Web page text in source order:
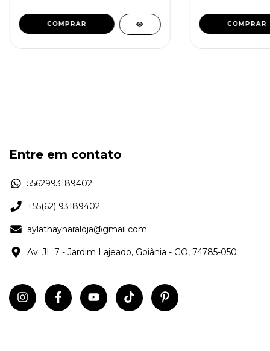
COMPRAR COMPRAR
Entre em contato
5562993189402
+55(62) 93189402
aylathaynaraloja@gmail.com
Av. JL 7 - Jardim Lajeado, Goiânia - GO, 74785-050